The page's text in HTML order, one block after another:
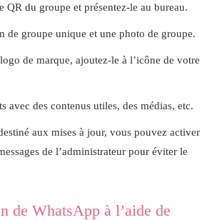
QR du groupe et présentez-le au bureau.
de groupe unique et une photo de groupe.
de marque, ajoutez-le à l’icône de votre
avec des contenus utiles, des médias, etc.
aux mises à jour, vous pouvez activer
de l’administrateur pour éviter le
de WhatsApp à l’aide de